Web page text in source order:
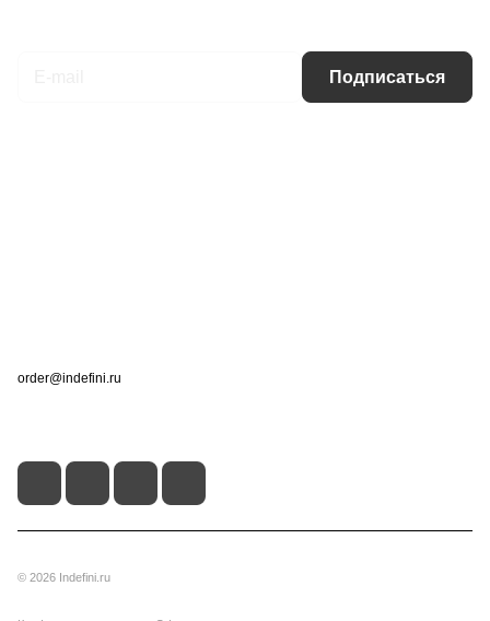
Подписаться
order@indefini.ru
© 2026 Indefini.ru